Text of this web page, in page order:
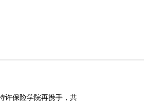
许保险学院再携手，共